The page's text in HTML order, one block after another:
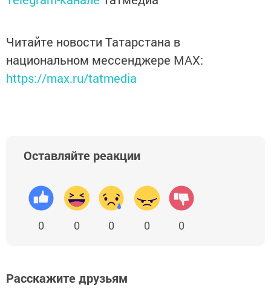
Читайте новости Татарстана в
национальном мессенджере MАХ:
https://max.ru/tatmedia
Оставляйте реакции
0 0 0 0 0
Расскажите друзьям